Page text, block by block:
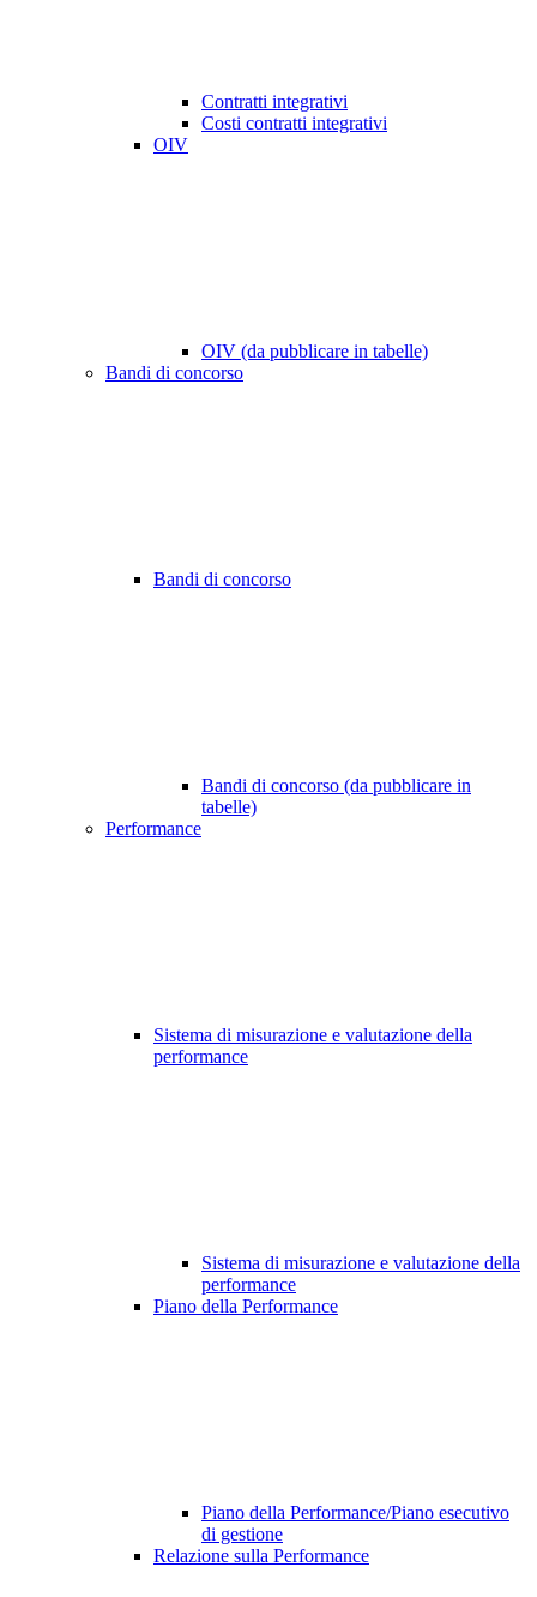
Contratti integrativi
Costi contratti integrativi
OIV
OIV (da pubblicare in tabelle)
Bandi di concorso
Bandi di concorso
Bandi di concorso (da pubblicare in
tabelle)
Performance
Sistema di misurazione e valutazione della
performance
Sistema di misurazione e valutazione della
performance
Piano della Performance
Piano della Performance/Piano esecutivo
di gestione
Relazione sulla Performance